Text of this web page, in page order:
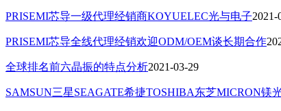
PRISEMI芯导一级代理经销商KOYUELEC光与电子2021-
PRISEMI芯导全线代理经销欢迎ODM/OEM谈长期合作
全球排名前六晶振的特点分析2021-03-29
SAMSUN三星SEAGATE希捷TOSHIBA东芝MICRON镁